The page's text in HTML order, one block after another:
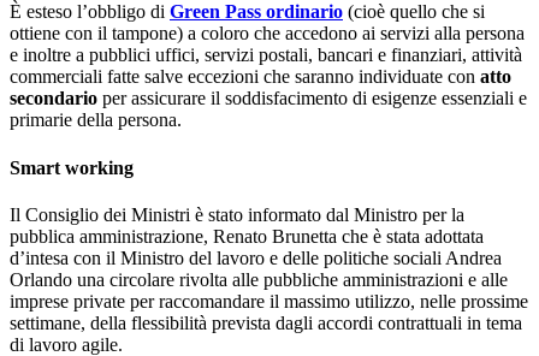
È esteso l’obbligo di Green Pass ordinario (cioè quello che si
ottiene con il tampone) a coloro che accedono ai servizi alla persona
e inoltre a pubblici uffici, servizi postali, bancari e finanziari, attività
commerciali fatte salve eccezioni che saranno individuate con atto
secondario per assicurare il soddisfacimento di esigenze essenziali e
primarie della persona.
Smart working
Il Consiglio dei Ministri è stato informato dal Ministro per la
pubblica amministrazione, Renato Brunetta che è stata adottata
d’intesa con il Ministro del lavoro e delle politiche sociali Andrea
Orlando una circolare rivolta alle pubbliche amministrazioni e alle
imprese private per raccomandare il massimo utilizzo, nelle prossime
settimane, della flessibilità prevista dagli accordi contrattuali in tema
di lavoro agile.